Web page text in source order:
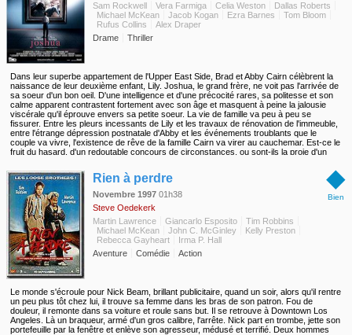
Sam Rockwell
Vera Farmiga Celia Weston
Dallas Roberts
Michael McKean
Jacob Kogan Ezra Barnes
Tom Bloom
Rufus Collins
Alex Draper
Drame
Thriller
Dans leur superbe appartement de l'Upper East Side, Brad et Abby Cairn célèbrent la
naissance de leur deuxième enfant, Lily. Joshua, le grand frère, ne voit pas l'arrivée de
sa soeur d'un bon oeil. D'une intelligence et d'une précocité rares, sa politesse et son
calme apparent contrastent fortement avec son âge et masquent à peine la jalousie
viscérale qu'il éprouve envers sa petite soeur. La vie de famille va peu à peu se
fissurer. Entre les pleurs incessants de Lily et les travaux de rénovation de l'immeuble,
entre l'étrange dépression postnatale d'Abby et les événements troublants que le
couple va vivre, l'existence de rêve de la famille Cairn va virer au cauchemar. Est-ce le
fruit du hasard, d'un redoutable concours de circonstances, ou sont-ils la proie d'un
◆
Bien
Rien à perdre
Novembre 1997 01h38
Steve Oedekerk
Martin Lawrence
Giancarlo Esposito
Tim Robbins
Michael McKean
John C. McGinley
Kelly Preston
Rebecca Gayheart
Irma P. Hall
Aventure
Comédie Action
Le monde s'écroule pour Nick Beam, brillant publicitaire, quand un soir, alors qu'il rentre
un peu plus tôt chez lui, il trouve sa femme dans les bras de son patron. Fou de
douleur, il remonte dans sa voiture et roule sans but. Il se retrouve à Downtown Los
Angeles. Là un braqueur, armé d'un gros calibre, l'arrête. Nick part en trombe, jette son
portefeuille par la fenêtre et enlève son agresseur, médusé et terrifié. Deux hommes